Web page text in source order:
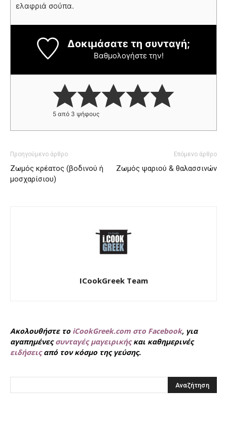
ελαφριά σούπα.
Δοκιμάσατε τη συνταγή;
Βαθμολογήστε την!
5 από 3 ψήφους
Προηγούμενο άρθρο
Ζωμός κρέατος (βοδινού ή
μοσχαρίσιου)
Επόμενο άρθρο
Ζωμός ψαριού & θαλασσινών
ICookGreek Team
Ακολουθήστε το iCookGreek.com στο Facebook, για
αγαπημένεςσυνταγές μαγειρικήςκαι καθημερινές
ειδήσειςαπό τον κόσμο της γεύσης.